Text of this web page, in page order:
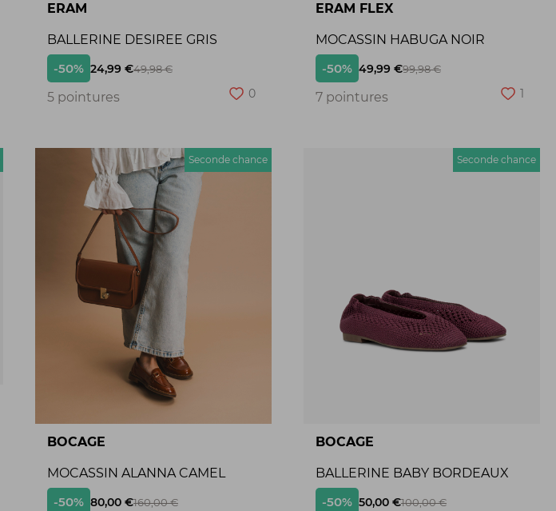
ERAM
BALLERINE DESIREE GRIS
-50% 24,99 €49,98 €
5 pointures 0
ERAM FLEX
MOCASSIN HABUGA NOIR
-50% 49,99 €99,98 €
7 pointures 1
Seconde chance
BOCAGE
MOCASSIN ALANNA CAMEL
-50% 80,00 €160,00 €
Seconde chance
BOCAGE
BALLERINE BABY BORDEAUX
-50% 50,00 €100,00 €